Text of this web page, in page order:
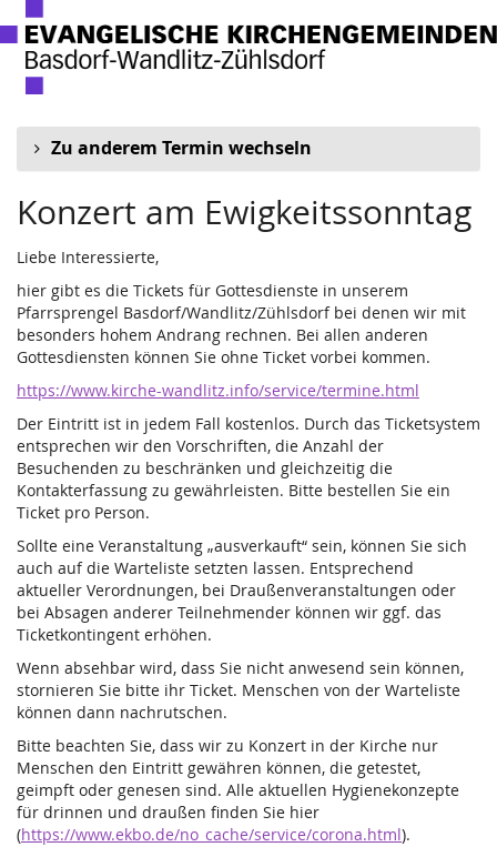
Zum
Haupt-
Inhalt
Zu anderem Termin wechseln
Konzert am Ewigkeitssonntag
Liebe Interessierte,
hier gibt es die Tickets für Gottesdienste in unserem
Pfarrsprengel Basdorf/Wandlitz/Zühlsdorf bei denen wir mit
besonders hohem Andrang rechnen. Bei allen anderen
Gottesdiensten können Sie ohne Ticket vorbei kommen.
https://www.kirche-wandlitz.info/service/termine.html
Der Eintritt ist in jedem Fall kostenlos. Durch das Ticketsystem
entsprechen wir den Vorschriften, die Anzahl der
Besuchenden zu beschränken und gleichzeitig die
Kontakterfassung zu gewährleisten. Bitte bestellen Sie ein
Ticket pro Person.
Sollte eine Veranstaltung „ausverkauft“ sein, können Sie sich
auch auf die Warteliste setzten lassen. Entsprechend
aktueller Verordnungen, bei Draußenveranstaltungen oder
bei Absagen anderer Teilnehmender können wir ggf. das
Ticketkontingent erhöhen.
Wenn absehbar wird, dass Sie nicht anwesend sein können,
stornieren Sie bitte ihr Ticket. Menschen von der Warteliste
können dann nachrutschen.
Bitte beachten Sie, dass wir zu Konzert in der Kirche nur
Menschen den Eintritt gewähren können, die getestet,
geimpft oder genesen sind. Alle aktuellen Hygienekonzepte
für drinnen und draußen finden Sie hier
(https://www.ekbo.de/no_cache/service/corona.html).